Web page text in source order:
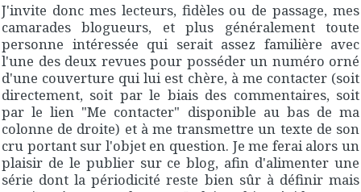
J'invite donc mes lecteurs, fidèles ou de passage, mes
camarades blogueurs, et plus généralement toute
personne intéressée qui serait assez familière avec
l'une des deux revues pour posséder un numéro orné
d'une couverture qui lui est chère, à me contacter (soit
directement, soit par le biais des commentaires, soit
par le lien "Me contacter" disponible au bas de ma
colonne de droite) et à me transmettre un texte de son
cru portant sur l'objet en question. Je me ferai alors un
plaisir de le publier sur ce blog, afin d'alimenter une
série dont la périodicité reste bien sûr à définir mais